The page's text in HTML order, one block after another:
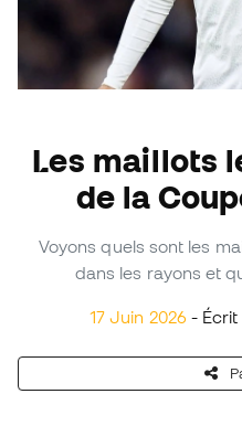
Les maillots les plus vendus
de la
Voyons quels sont les
dans les rayons et
17 Juin 2026 -